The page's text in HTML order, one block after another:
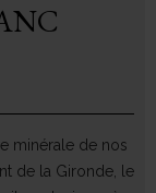
minérale de nos
de la Gironde, le